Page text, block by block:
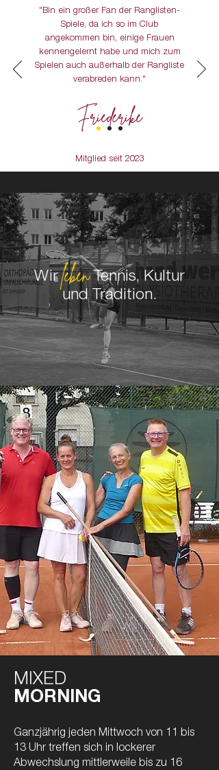
"Bin ein großer Fan der Ranglisten-
Spiele, da ich so im Club
angekommen bin, einige Frauen
kennengelernt habe und mich zum
Spielen auch außerhalb der Rangliste
verabreden kann."
Friederike
Mitglied seit 2023
WirlebenTennis, Kultur
und Tradition.
MIXED
MORNING
Ganzjährig jeden Mittwoch von 11 bis
13 Uhr treffen sich in lockerer
Abwechslung mittlerweile bis zu 16